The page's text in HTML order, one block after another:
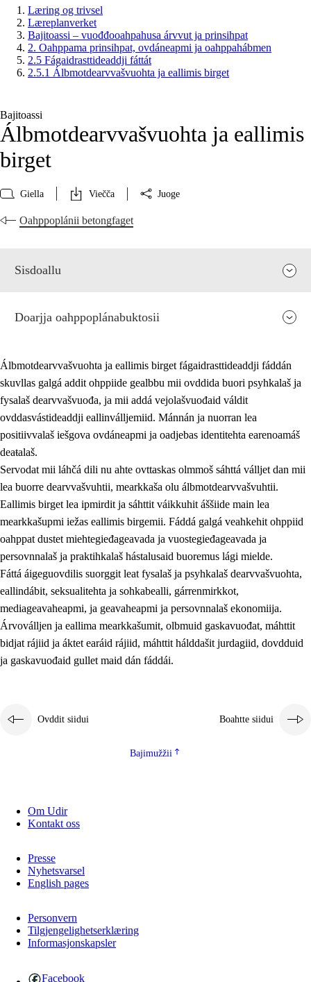
Læring og trivsel
Læreplanverket
Bajitoassi – vuođđooahpahusa árvvut ja prinsihpat
2. Oahppama prinsihpat, ovdáneapmi ja oahppahábmen
2.5 Fágaidrasttideaddji fáttát
2.5.1 Álbmotdearvvašvuohta ja eallimis birget
Bajitoassi
Álbmotdearvvašvuohta ja eallimis
birget
Giella Viečča Juoge
Oahppoplánii betongfaget
Sisdoallu
2. Oahppama prinsihpat, ovdáneapmi ja oahppahábmen
2.1 Sosiála oahppan ja ovdáneapmi
2.2 Gealbu fágain
2.3 Vuođđogálggat
2.4 Oahppat oahppat
Fágaidrasttideaddji fáttát
2.5 Fágaidrasttideaddji fáttát
Doarjja oahppoplánabuktosii
Álbmotdearvvašvuohta ja eallimis birget fágaidrasttideaddji fáddán
skuvllas galgá addit ohppiide gealbbu mii ovddida buori psyhkalaš ja
fysalaš dearvvašvuođa, ja mii addá vejolašvuođaid váldit
ovddasvástideaddji eallinválljemiid. Mánnán ja nuorran lea
positiivvalaš iešgova ovdáneapmi ja oadjebas identitehta earenoamáš
deaŧalaš.
Servodat mii láhčá dili nu ahte ovttaskas olmmoš sáhttá válljet dan mii
lea buorre dearvvašvuhtii, mearkkaša olu álbmotdearvvašvuhtii.
Eallimis birget lea ipmirdit ja sáhttit váikkuhit áššiide main lea
mearkkašupmi iežas eallimis birgemii. Fáddá galgá veahkehit ohppiid
oahppat dustet miehtegieđageavada ja vuostegieđageavada ja
persovnnalaš ja praktihkalaš hástalusaid buoremus lági mielde.
Fáttá áigeguovdilis suorggit leat fysalaš ja psyhkalaš dearvvašvuohta,
eallindábit, seksualitehta ja sohkabealli, gárrenmirkkot,
mediageavaheapmi, ja geavaheapmi ja persovnnalaš ekonomiija.
Árvoválljen ja eallima mearkkašumit, olbmuid gaskavuođat, máhttit
bidjat rájiid ja áktet earáid rájiid, máhttit hálddašit jurdagiid, dovdduid
ja gaskavuođaid gullet maid dán fáddái.
Ovddit siidui Boahtte siidui
Bajimužžii
Om Udir
Kontakt oss
Presse
Nyhetsvarsel
English pages
Personvern
Tilgjengelighetserklæring
Informasjonskapsler
Facebook